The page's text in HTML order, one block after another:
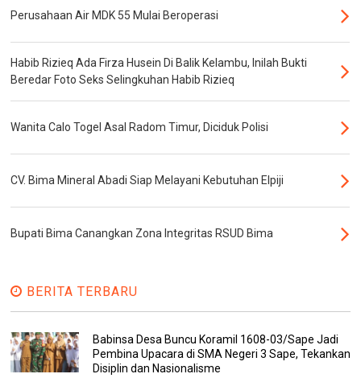
Perusahaan Air MDK 55 Mulai Beroperasi
Habib Rizieq Ada Firza Husein Di Balik Kelambu, Inilah Bukti
Beredar Foto Seks Selingkuhan Habib Rizieq
Wanita Calo Togel Asal Radom Timur, Diciduk Polisi
CV. Bima Mineral Abadi Siap Melayani Kebutuhan Elpiji
Bupati Bima Canangkan Zona Integritas RSUD Bima
BERITA TERBARU
Babinsa Desa Buncu Koramil 1608-03/Sape Jadi
Pembina Upacara di SMA Negeri 3 Sape, Tekankan
Disiplin dan Nasionalisme